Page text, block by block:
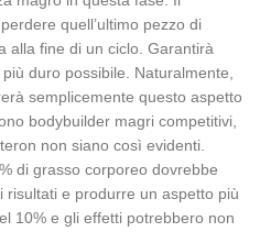
quell’ultimo pezzo di
alla fine di un ciclo. Garantirà
duro possibile. Naturalmente,
semplicemente questo aspetto
bodybuilder magri competitivi,
non siano così evidenti.
di grasso corporeo dovrebbe
e produrre un aspetto più
10% e gli effetti potrebbero non